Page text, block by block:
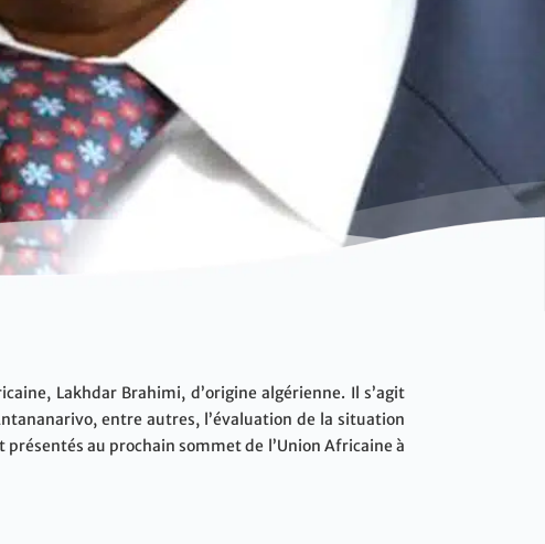
Lakhdar Brahimi, d’origine algérienne. Il s’agit
entre autres, l’évaluation de la situation
au prochain sommet de l’Union Africaine à